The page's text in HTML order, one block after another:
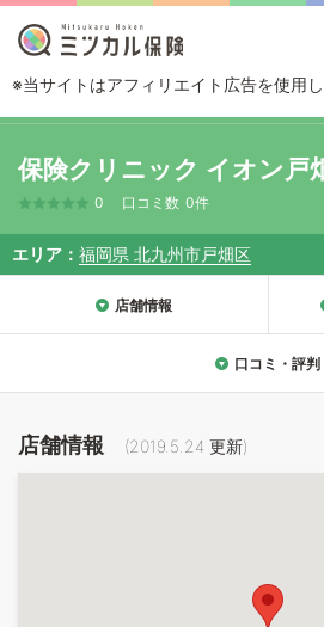
※当サイトはアフィリエイト広告を使用し
北九州
保険クリニック イオン戸
0 口コミ数 0件
エリア 福岡県 北九州市戸畑区
店舗情報
口コミ・評判
店舗情報 (2019.5.24 更新)